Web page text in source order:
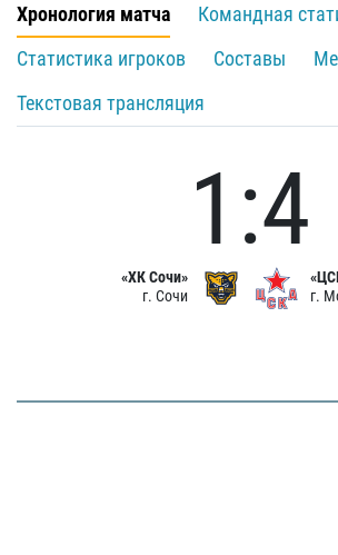
Хронология матча
Командная
Статистика игроков
Составы
Текстовая трансляция
«ХК Сочи»
г. Сочи
1:4
г.